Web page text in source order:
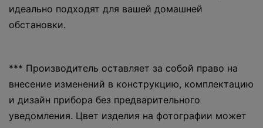
идеально подходят для вашей домашней
обстановки.
*** Производитель оставляет за собой право на
внесение изменений в конструкцию, комплектацию
и дизайн прибора без предварительного
уведомления. Цвет изделия на фотографии может